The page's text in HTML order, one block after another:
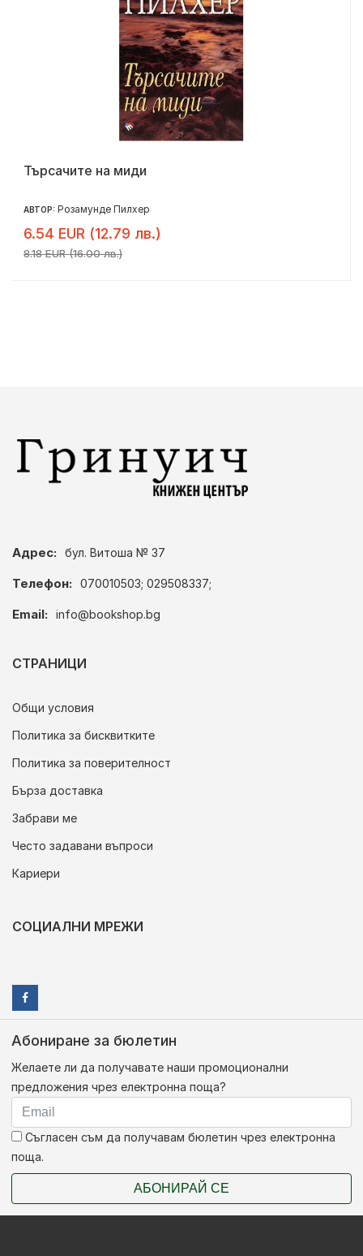
Търсачите на миди
АВТОР: Розамунде Пилхер
6.54 EUR (12.79 лв.)
8.18 EUR (16.00 лв.)
Адрес: бул. Витоша № 37
Телефон: 070010503; 029508337;
Email: info@bookshop.bg
СТРАНИЦИ
Общи условия
Политика за бисквитките
Политика за поверителност
Бърза доставка
Забрави ме
Често задавани въпроси
Кариери
СОЦИАЛНИ МРЕЖИ
Абониране за бюлетин
Желаете ли да получавате наши промоционални
предложения чрез електронна поща?
Съгласен съм да получавам бюлетин чрез електронна
поща.
АБОНИРАЙ СЕ